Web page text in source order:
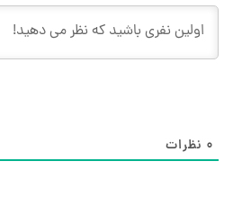
۰ نظرات